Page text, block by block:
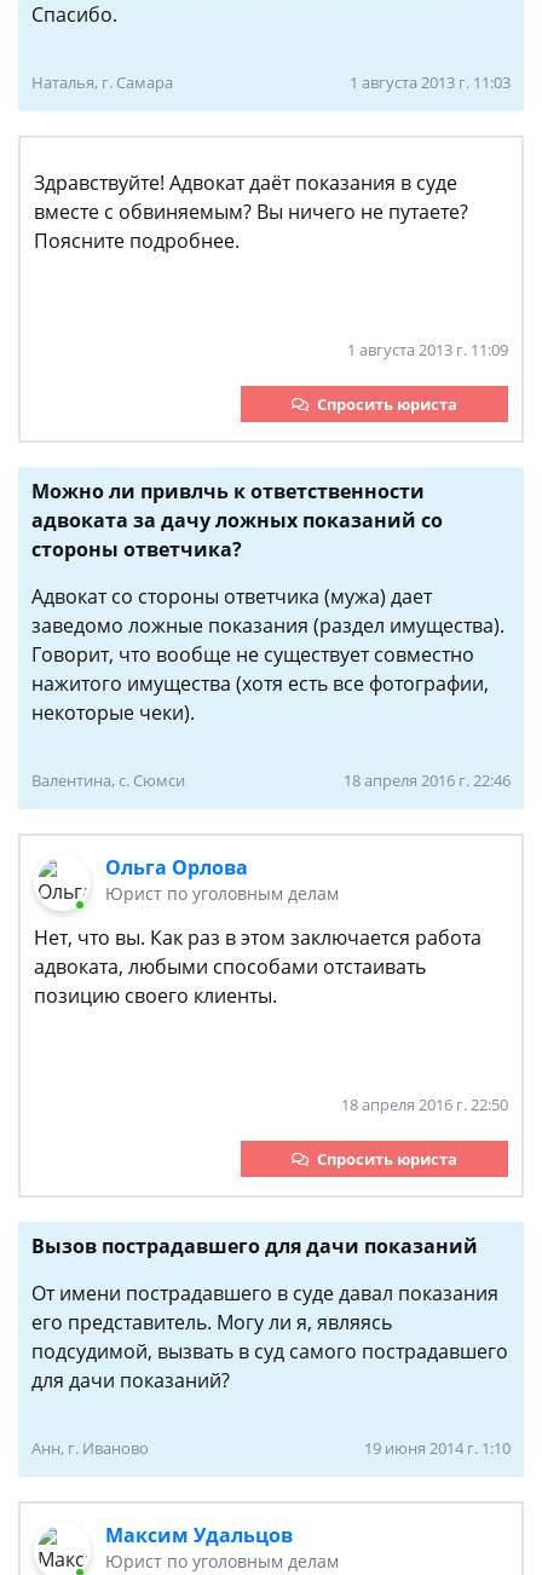
Спасибо.
Наталья, г. Самара 1 августа 2013 г. 11:03
Здравствуйте! Адвокат даёт показания в суде
вместе с обвиняемым? Вы ничего не путаете?
Поясните подробнее.
1 августа 2013 г. 11:09
Спросить юриста
Можно ли привлчь к ответственности
адвоката за дачу ложных показаний со
стороны ответчика?
Адвокат со стороны ответчика (мужа) дает
заведомо ложные показания (раздел имущества).
Говорит, что вообще не существует совместно
нажитого имущества (хотя есть все фотографии,
некоторые чеки).
Валентина, с. Сюмси 18 апреля 2016 г. 22:46
Ольга Орлова
Юрист по уголовным делам
Нет, что вы. Как раз в этом заключается работа
адвоката, любыми способами отстаивать
позицию своего клиенты.
18 апреля 2016 г. 22:50
Спросить юриста
Вызов пострадавшего для дачи показаний
От имени пострадавшего в суде давал показания
его представитель. Могу ли я, являясь
подсудимой, вызвать в суд самого пострадавшего
для дачи показаний?
Анн, г. Иваново 19 июня 2014 г. 1:10
Максим Удальцов
Юрист по уголовным делам